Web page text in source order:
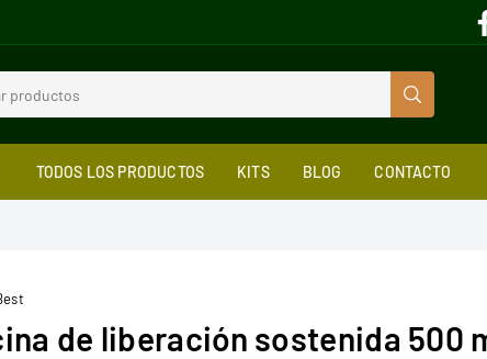
TODOS LOS PRODUCTOS KITS BLOG CONTACTO
de liberación sostenida 500